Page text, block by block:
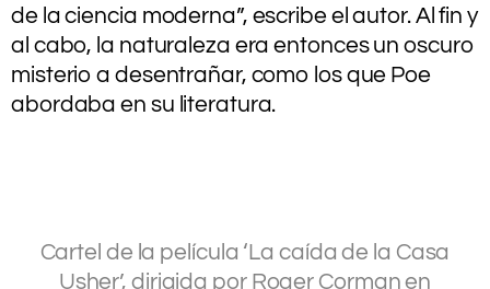
de la ciencia moderna”, escribe el autor. Al fin y
al cabo, la naturaleza era entonces un oscuro
misterio a desentrañar, como los que Poe
abordaba en su literatura.
Cartel de la película ‘La caída de la Casa
Usher’, dirigida por Roger Corman en